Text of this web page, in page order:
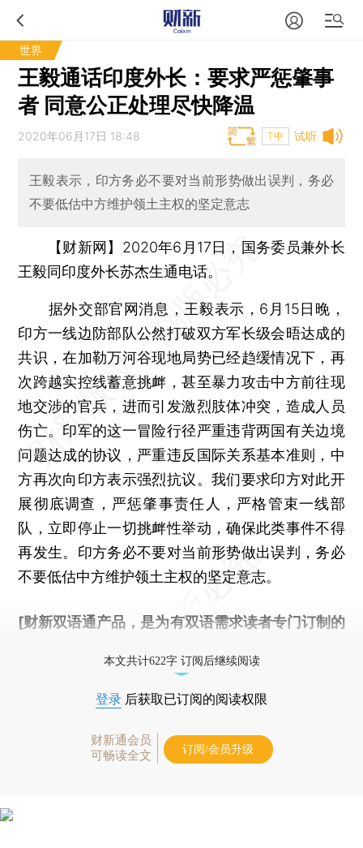
世界
王毅通话印度外长：要求严惩肇事
者 同意公正处理尽快降温
试听
2020年06月17日 18:48 T中
王毅表示，印方务必不要对当前形势做出误判，务必
不要低估中方维护领土主权的坚定意志
【财新网】 2020年6月17日，国务委员兼外长
王毅同印度外长苏杰生通电话。
据外交部官网消息，王毅表示，6月15日晚，
印方一线边防部队公然打破双方军长级会晤达成的
共识，在加勒万河谷现地局势已经趋缓情况下，再
次跨越实控线蓄意挑衅，甚至暴力攻击中方前往现
地交涉的官兵，进而引发激烈肢体冲突，造成人员
伤亡。印军的这一冒险行径严重违背两国有关边境
问题达成的协议，严重违反国际关系基本准则，中
方再次向印方表示强烈抗议。我们要求印方对此开
展彻底调查，严惩肇事责任人，严格管束一线部
队，立即停止一切挑衅性举动，确保此类事件不得
再发生。印方务必不要对当前形势做出误判，务必
不要低估中方维护领土主权的坚定意志。
[财新双语通产品，是为有双语需求读者专门订制的
本文共计622字 订阅后继续阅读
登录 后获取已订阅的阅读权限
财新通会员
可畅读全文
订阅/会员升级